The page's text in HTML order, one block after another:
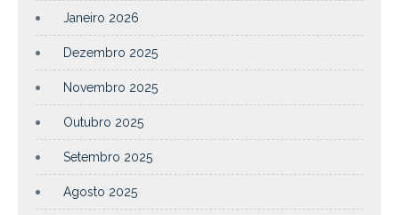
Janeiro 2026
Dezembro 2025
Novembro 2025
Outubro 2025
Setembro 2025
Agosto 2025